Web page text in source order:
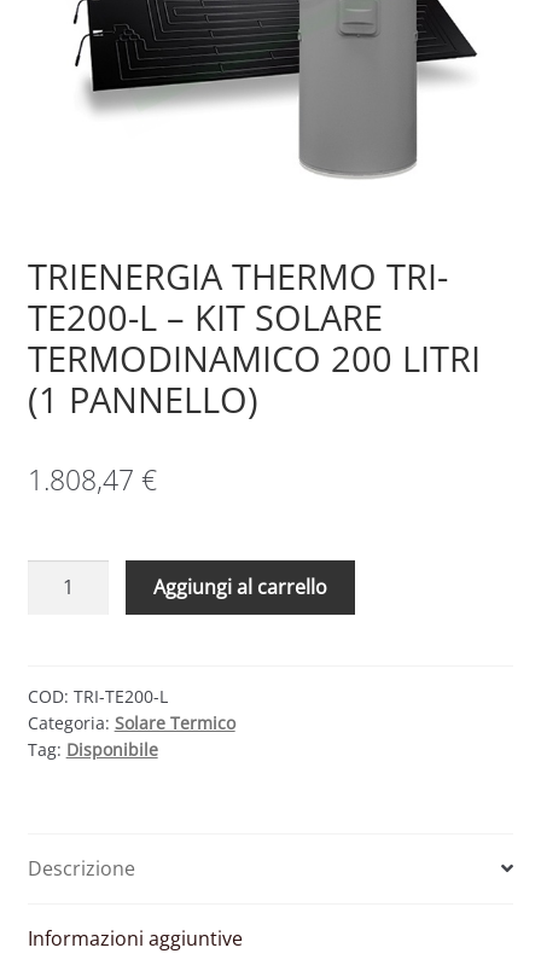
Sample Page
TRIENERGIA THERMO TRI-
TE200-L – KIT SOLARE
TERMODINAMICO 200 LITRI
(1 PANNELLO)
1.808,47 €
TRIENERGIA
L
–
KIT
LITRI
PANNELLO)
Aggiungi al carrello
COD: TRI-TE200-L
Categoria: Solare Termico
Tag: Disponibile
Descrizione
Informazioni aggiuntive